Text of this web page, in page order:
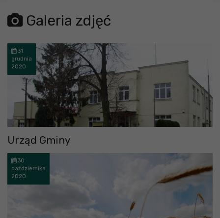
error getting json:
Galeria zdjęć
31
grudnia
2020
Urząd Gminy
30
października
2020